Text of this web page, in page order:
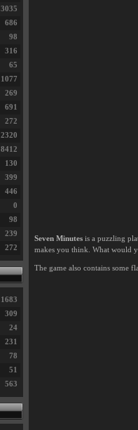
Seven Minutes is a puzzling
makes you think. What would
The game also contains some
3035
686
98
316
65
1077
269
691
272
2320
8412
130
399
446
0
98
239
272
1683
309
24
231
78
51
563